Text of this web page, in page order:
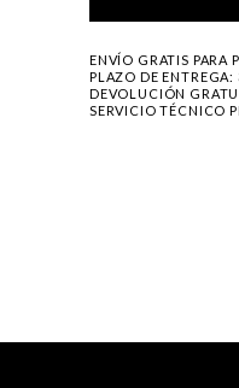
ENVÍO GRATIS PARA
PLAZO DE
DEVOLUCIÓN
SERVICIO TÉCNICO